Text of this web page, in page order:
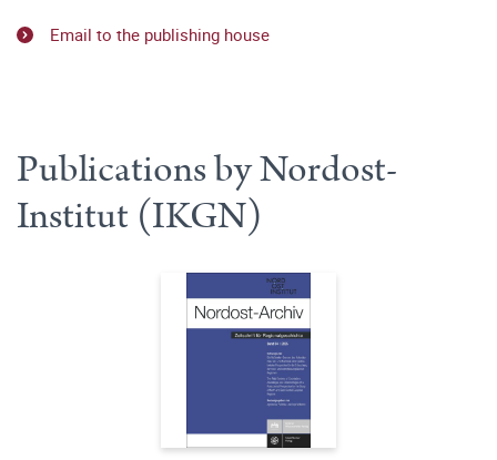
Email to the publishing house
Publications by Nordost-
Institut (IKGN)